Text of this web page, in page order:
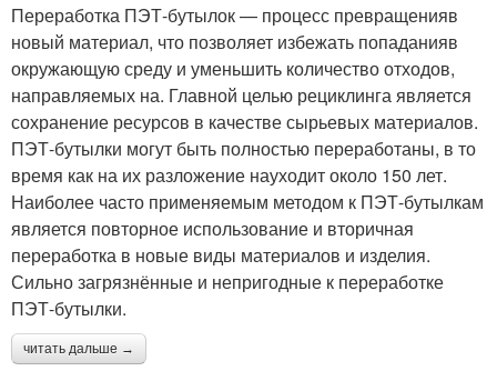
Переработка ПЭТ-бутылок — процесс превращенияв
новый материал, что позволяет избежать попаданияв
окружающую среду и уменьшить количество отходов,
направляемых на. Главной целью рециклинга является
сохранение ресурсов в качестве сырьевых материалов.
ПЭТ-бутылки могут быть полностью переработаны, в то
время как на их разложение науходит около 150 лет.
Наиболее часто применяемым методом к ПЭТ-бутылкам
является повторное использование и вторичная
переработка в новые виды материалов и изделия.
Сильно загрязнённые и непригодные к переработке
ПЭТ-бутылки.
читать дальше →